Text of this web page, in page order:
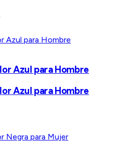
Azul para Hombre
Azul para Hombre